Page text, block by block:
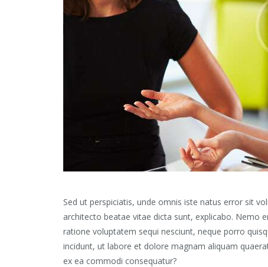
Sed ut perspiciatis, unde omnis iste natus error sit
architecto beatae vitae dicta sunt, explicabo. Nemo
ratione voluptatem sequi nesciunt, neque porro
incidunt, ut labore et dolore magnam aliquam
ex ea commodi consequatur?